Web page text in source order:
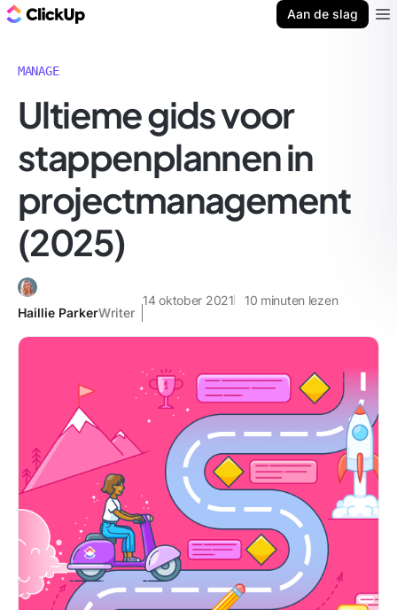
Aan de slag
MANAGE
Ultieme gids voor
stappenplannen in
projectmanagement
(2025)
Haillie ParkerWriter
14 oktober 2021 10 minuten lezen